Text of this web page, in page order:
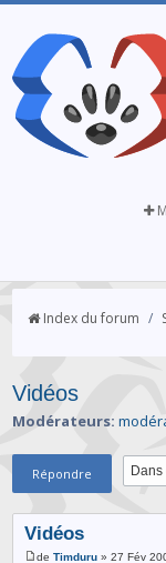
Index du forum /
Vidéos
Modérateurs:
Répondre
Vidéos
deTimduru » 27 Fév